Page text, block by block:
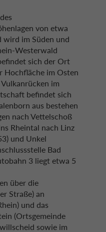
von etwa
wird im Süden und
Westerwald
sich der Ort
Hochfläche im Osten
im
befindet sich
aus bestehen
nach Vettelschoß
Rheintal nach Linz
und Unkel
Bad
3 liegt etwa 5
über die
Straße) an
und das
(Ortsgemeinde
sowie im